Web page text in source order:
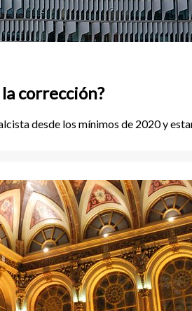
corrección?
desde los mínimos de 2020 y